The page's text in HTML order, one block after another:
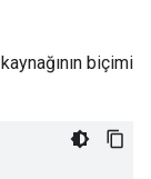
kaynağının biçimi